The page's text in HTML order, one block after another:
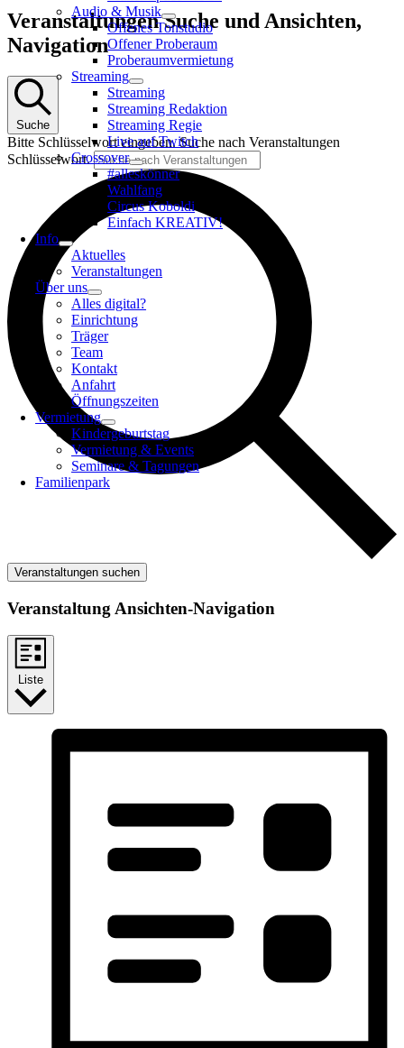
Audio & Musik
Offenes Tonstudio
Offener Proberaum
Proberaumvermietung
Streaming
Streaming
Streaming Redaktion
Streaming Regie
Live auf Twitch
Crossover
#alleskönner
Wahlfang
Circus Koboldi
Einfach KREATIV!
Info
Aktuelles
Veranstaltungen
Über uns
Alles digital?
Einrichtung
Träger
Team
Kontakt
Anfahrt
Öffnungszeiten
Vermietung
Kindergeburtstag
Vermietung & Events
Seminare & Tagungen
Familienpark
Veranstaltungen
Veranstaltungen Suche und Ansichten,
Navigation
Suche
Bitte Schlüsselwort eingeben. Suche nach Veranstaltungen
Schlüsselwort.
Veranstaltungen suchen
Veranstaltung Ansichten-Navigation
Liste